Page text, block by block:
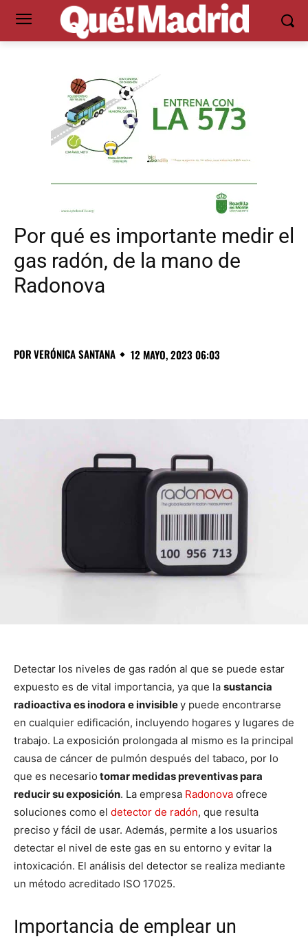
Por qué es importante medir el
gas radón, de la mano de
Radonova
PORVERÓNICA SANTANA 12 MAYO, 2023 06:03
Detectar los niveles de gas radón al que se puede estar
expuesto es de vital importancia, ya que la sustancia
radioactiva es inodora e invisibley puede encontrarse
en cualquier edificación, incluyendo hogares y lugares de
trabajo. La exposición prolongada al mismo es la principal
causa de cáncer de pulmón después del tabaco, por lo
que es necesario tomar medidas preventivas para
reducir su exposición. La empresa Radonova ofrece
soluciones como el detector de radón, que resulta
preciso y fácil de usar. Además, permite a los usuarios
detectar el nivel de este gas en su entorno y evitar la
intoxicación. El análisis del detector se realiza mediante
un método acreditado ISO 17025.
Importancia de emplear un